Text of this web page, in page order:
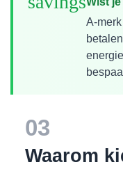
A-
03
Waarom